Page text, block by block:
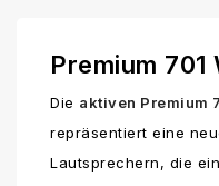
Premium 701
Die aktiven Premium
repräsentiert eine
Lautsprechern, die